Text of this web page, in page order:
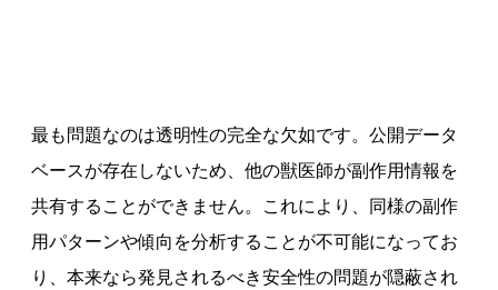
最も問題なのは透明性の完全な欠如です。公開データ
ベースが存在しないため、他の獣医師が副作用情報を
共有することができません。これにより、同様の副作
用パターンや傾向を分析することが不可能になってお
り、本来なら発見されるべき安全性の問題が隠蔽され